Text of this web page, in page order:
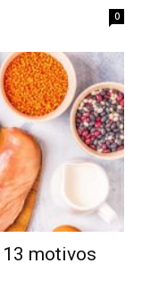
0
motivos